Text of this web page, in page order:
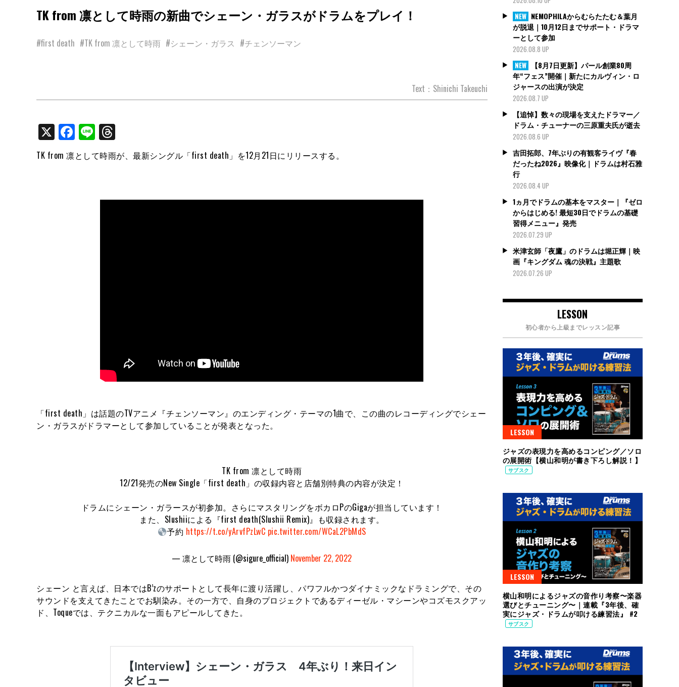
TK from 凛として時雨の新曲でシェーン・ガラスがドラムをプレイ！
#first death #TK from 凛として時雨 #シェーン・ガラス #チェンソーマン
Text：Shinichi Takeuchi
X Facebook
Line
TK from 凛として時雨が、最新シングル「first death」を12月21日にリリースする。
「first death」は話題のTVアニメ『チェンソーマン』のエンディング・テーマの1曲で、この曲のレコーディングでシェー
ン・ガラスがドラマーとして参加していることが発表となった。
TK from 凛として時雨
12/21発売のNew Single「first death」の収録内容と店舗別特典の内容が決定！
ドラムにシェーン・ガラースが初参加。さらにマスタリングをボカロPのGigaが担当しています！
また、Slushiiによる『first death(Slushii Remix)』も収録されます。
予約 https://t.co/yArvfPzLwC pic.twitter.com/WCaL2PbMdS
— 凛として時雨 (@sigure_official) November 22, 2022
シェーン と言えば、日本ではB’zのサポートとして長年に渡り活躍し、パワフルかつダイナミックなドラミングで、その
サウンドを支えてきたことでお馴染み。その一方で、自身のプロジェクトであるディーゼル・マシーンやコズモスクアッ
ド、Toqueでは、テクニカルな一面もアピールしてきた。
NEW NEMOPHILAからむらたたむ＆葉月
が脱退｜10月12日までサポート・ドラマ
ーとして参加
2026.08.8 UP
NEW
【8月7日更新】パール創業80周
年“フェス”開催｜新たにカルヴィン・ロ
ジャースの出演が決定
2026.08.7 UP
【追悼】数々の現場を支えたドラマー／
ドラム・チューナーの三原重夫氏が逝去
2026.08.6 UP
吉田拓郎、7年ぶりの有観客ライヴ『春
だったね2026』映像化｜ドラムは村石雅
行
2026.08.4 UP
1ヵ月でドラムの基本をマスター｜『ゼロ
からはじめる! 最短30日でドラムの基礎
習得メニュー』発売
2026.07.29 UP
米津玄師「夜鷹」のドラムは堀正輝｜映
画『キングダム 魂の決戦』主題歌
2026.07.26 UP
LESSON
初心者から上級までレッスン記事
LESSON
ジャズの表現力を高めるコンピング／ソロ
の展開術【横山和明が書き下ろし解説！】
サブスク
LESSON
横山和明によるジャズの音作り考察〜楽器
選びとチューニング〜｜連載『3年後、確
実にジャズ・ドラムが叩ける練習法』 #2
サブスク